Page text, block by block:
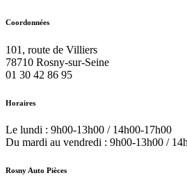
Coordonnées
101, route de Villiers
78710 Rosny-sur-Seine
01 30 42 86 95
Horaires
Le lundi : 9h00-13h00 / 14h00-17h00
Du mardi au vendredi : 9h00-13h00 /
Rosny Auto Pièces